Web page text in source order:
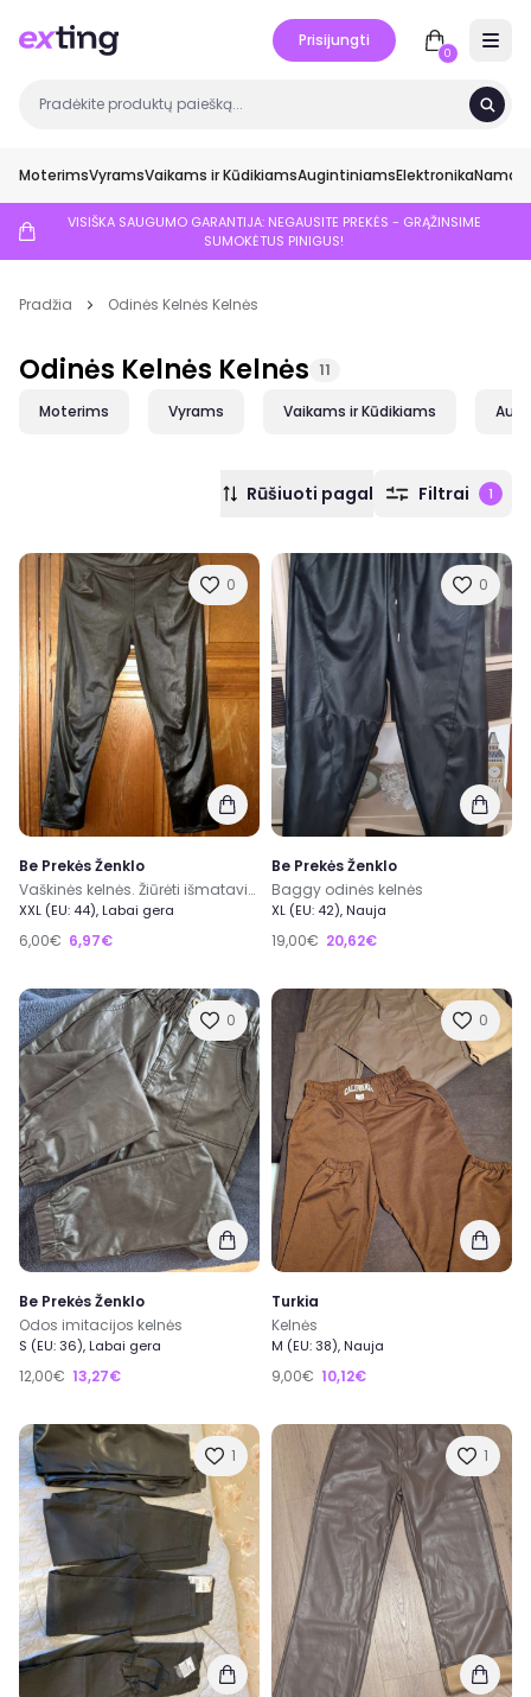
Prisijungti
0
MoterimsVyramsVaikams ir KūdikiamsAugintiniamsElektronikaNamai
VISIŠKA SAUGUMO GARANTIJA: NEGAUSITE PREKĖS - GRĄŽINSIME
SUMOKĖTUS PINIGUS!
Pradžia Odinės Kelnės Kelnės
Odinės Kelnės Kelnės 11
Moterims Vyrams Vaikams ir Kūdikiams
Rūšiuoti pagal Filtrai 1
0
Be Prekės Ženklo
Vaškinės kelnės. Žiūrėti išmatavimus.
XXL (EU: 44), Labai gera
6,00€ 6,97€
0
Be Prekės Ženklo
Baggy odinės kelnės
XL (EU: 42), Nauja
19,00€ 20,62€
0
Be Prekės Ženklo
Odos imitacijos kelnės
S (EU: 36), Labai gera
12,00€ 13,27€
0
Turkia
Kelnės
M (EU: 38), Nauja
9,00€ 10,12€
1 1